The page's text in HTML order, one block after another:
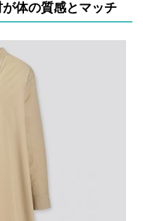
体の質感とマッチ